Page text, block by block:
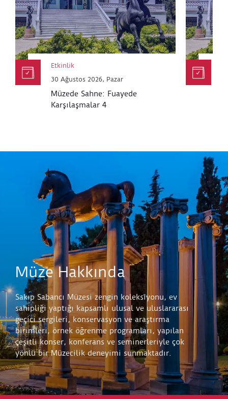
Etkinlik
30 Ağustos 2026, Pazar
Müzede Sahne: Fuayede
Karşılaşmalar 4
Müze Hakkında
Sakıp Sabancı Müzesi zengin koleksiyonu, ev
sahipliği yaptığı kapsamlı ulusal ve uluslararası
geçici sergileri, konservasyon ve araştırma
birimleri, örnek öğrenme programları, yapılan
çeşitli konser, konferans ve seminerleriyle çok
yönlü bir Müzecilik deneyimi sunmaktadır.